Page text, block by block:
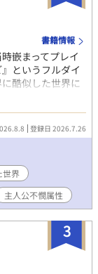
書籍情報
嵌まってプレイ
というフルダイ
酷似した世界に
恋人だった男に
置かれたときに
このとき偶然助け
ことを提案さ
の故郷に移住し
男女ともいて、
姻OKで種族特性
描写はありませ
は「＊」印あ
いてます。 ※す
『長編』に切り
登録日 2026.7.26
世界
主人公不憫属性
3